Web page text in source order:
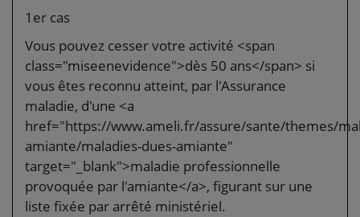
1er cas
Vous pouvez cesser votre activité <span
class="miseenevidence">dès 50 ans</span> si
vous êtes reconnu atteint, par l'Assurance
maladie, d'une <a
href="https://www.ameli.fr/assure/sante/themes/
amiante/maladies-dues-amiante"
target="_blank">maladie professionnelle
provoquée par l'amiante</a>, figurant sur une
liste fixée par arrêté ministériel.